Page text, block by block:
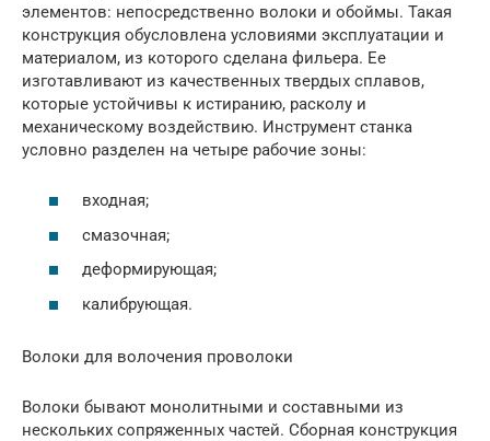
элементов: непосредственно волоки и обоймы. Такая
конструкция обусловлена условиями эксплуатации и
материалом, из которого сделана фильера. Ее
изготавливают из качественных твердых сплавов,
которые устойчивы к истиранию, расколу и
механическому воздействию. Инструмент станка
условно разделен на четыре рабочие зоны:
входная;
смазочная;
деформирующая;
калибрующая.
Волоки для волочения проволоки
Волоки бывают монолитными и составными из
нескольких сопряженных частей. Сборная конструкция